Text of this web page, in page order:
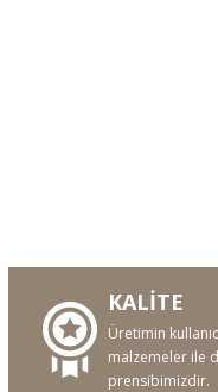
KALİTE
Üretimin
malzemeler ile
prensibimizdir.